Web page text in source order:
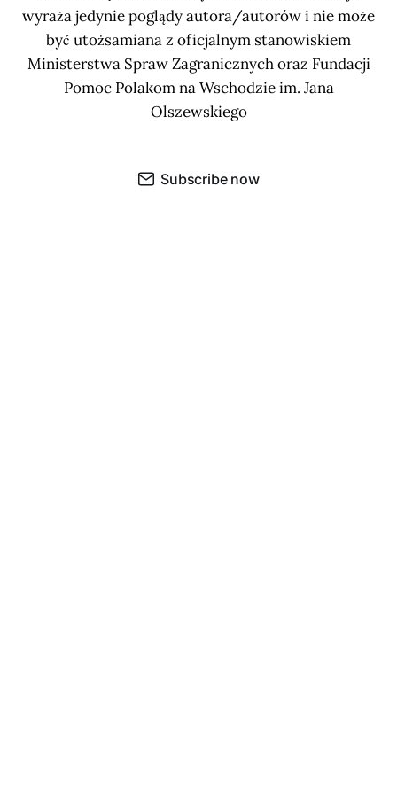
wyraża jedynie poglądy autora/autorów i nie może
być utożsamiana z oficjalnym stanowiskiem
Ministerstwa Spraw Zagranicznych oraz Fundacji
Pomoc Polakom na Wschodzie im. Jana
Olszewskiego
Subscribe now